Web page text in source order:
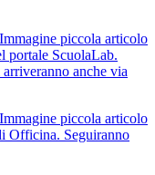
portale ScuolaLab.
anche via
Officina. Seguiranno